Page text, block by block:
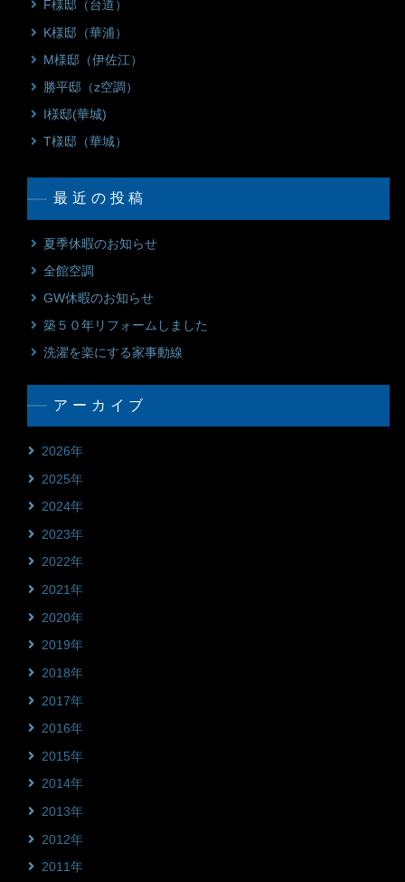
F様邸（台道）
K様邸（華浦）
M様邸（伊佐江）
勝平邸（z空調）
I様邸(華城)
T様邸（華城）
最近の投稿
夏季休暇のお知らせ
全館空調
GW休暇のお知らせ
築５０年リフォームしました
洗濯を楽にする家事動線
アーカイブ
2026年
2025年
2024年
2023年
2022年
2021年
2020年
2019年
2018年
2017年
2016年
2015年
2014年
2013年
2012年
2011年